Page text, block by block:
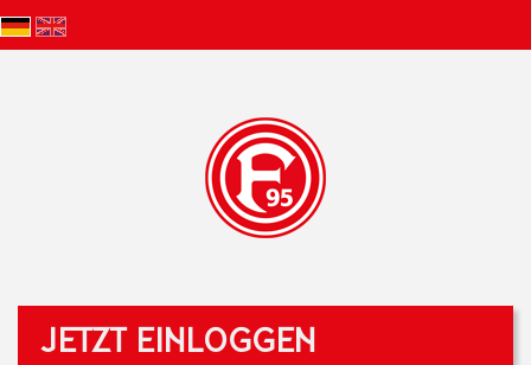
JETZT EINLOGGEN